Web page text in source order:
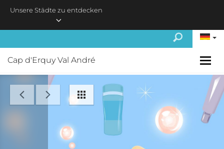
Unsere Städte zu entdecken
Cap d'Erquy Val André